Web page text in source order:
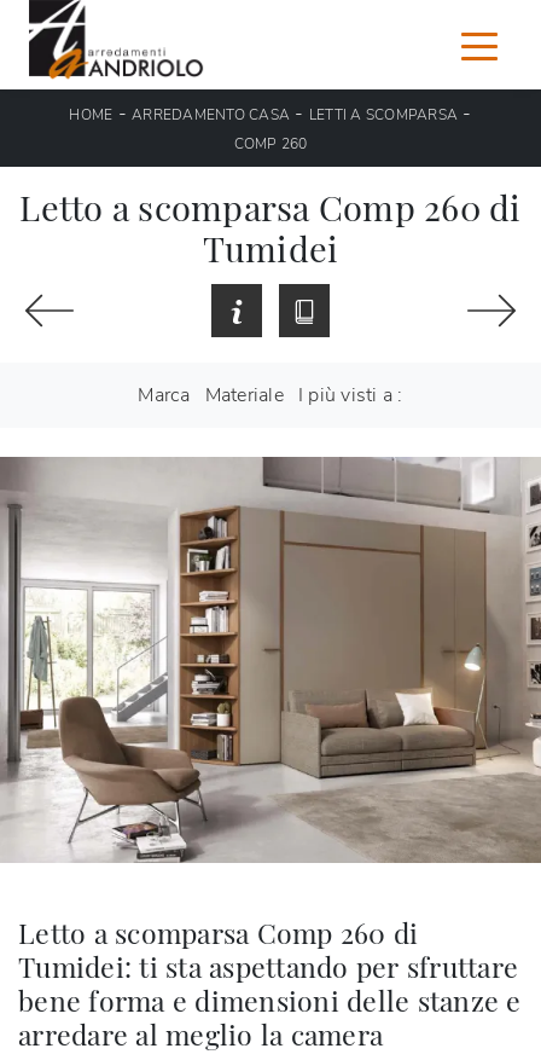
HOME -ARREDAMENTO CASA - LETTI A SCOMPARSA -
COMP 260
Letto a scomparsa Comp 260 di
Tumidei
Marca Materiale I più visti a :
Letto a scomparsa Comp 260 di
Tumidei: ti sta aspettando per sfruttare
bene forma e dimensioni delle stanze e
arredare al meglio la camera